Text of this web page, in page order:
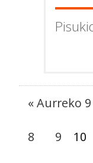
« Aurreko
8 9 10